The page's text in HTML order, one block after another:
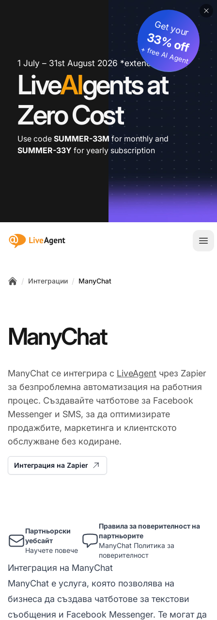
1 July – 31st August 2026 *extended
LiveAIgents at
Zero Cost
Get your
33% off
+ free AI Agent
Use code SUMMER-33M for monthly and
SUMMER-33Y for yearly subscription
:site.title
/ Интеграции / ManyChat
ManyChat
ManyChat се интегрира с LiveAgent чрез Zapier
за безпроблемна автоматизация на работния
процес. Създавайте чатботове за Facebook
Messenger и SMS, за да оптимизирате
продажбите, маркетинга и клиентското
обслужване без кодиране.
Интеграция на Zapier
Партньорски
уебсайт
Научете повече
Правила за поверителност на
партньорите
ManyChat Политика за
поверителност
Интеграция на ManyChat
ManyChat е услуга, която позволява на
бизнеса да създава чатботове за текстови
съобщения и Facebook Messenger. Те могат да